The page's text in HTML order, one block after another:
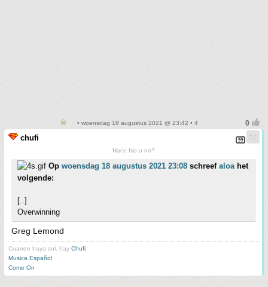
• woensdag 18 augustus 2021 @ 23:42 • 4
chufi
Hace frio o no?
Op woensdag 18 augustus 2021 23:08 schreef aloahet
volgende:
[..]
Overwinning
Greg Lemond
Cuando haya sol, hay Chufi
Musica Español
Come On